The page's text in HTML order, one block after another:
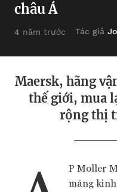
châu Á
4 năm trước Tác giả
Maersk, hãng
thế giới, mua
rộng thị
P Moller
mảng